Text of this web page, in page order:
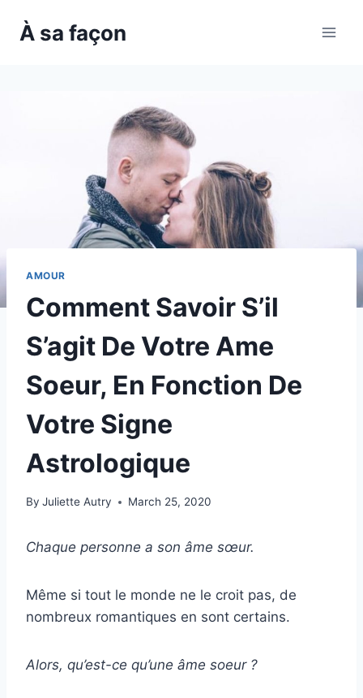
À sa façon
AMOUR
Comment Savoir S’il
S’agit De Votre Ame
Soeur, En Fonction De
Votre Signe
Astrologique
By Juliette Autry March 25, 2020
Chaque personne a son âme sœur.
Même si tout le monde ne le croit pas, de
nombreux romantiques en sont certains.
Alors, qu’est-ce qu’une âme soeur ?